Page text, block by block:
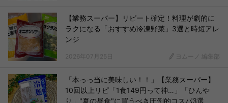
【業務スーパー】リピート確定！料理が劇的に
ラクになる「おすすめ冷凍野菜」3選と時短アレ
ンジ
2026年07月25日 ヨムーノ 編集部
「本っっ当に美味しい！！」【業務スーパー】
10回以上リピ「1食149円って神…」「ひんや
り」"夏の昼食"に買うべき圧倒的コスパ3選